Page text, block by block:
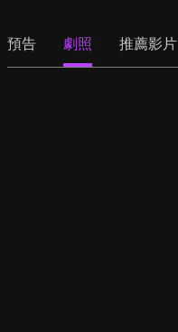
預告 劇照 推薦影片